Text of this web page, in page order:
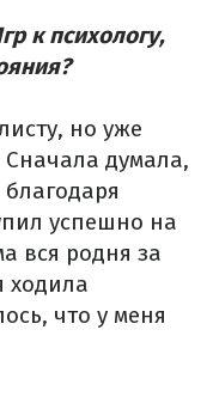
к психологу,
но уже
думала,
успешно на
вся родня за
ходила
что у меня